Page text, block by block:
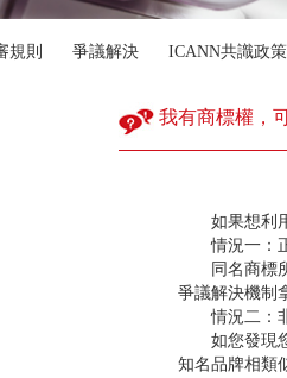
規則 爭議解決 ICANN共識政策
我有商標權，
如果想利用
情況一：正
同名商標所
爭議解決機制
情況二：非
如您發現您
知名品牌相類